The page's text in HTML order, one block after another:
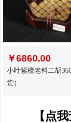
￥6860.00
小叶紫檀老料二胡
货）
【点